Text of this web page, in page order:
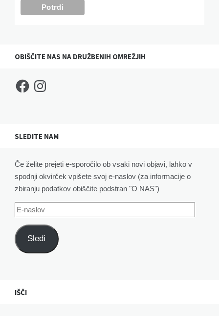
OBIŠČITE NAS NA DRUŽBENIH OMREŽJIH
FacebookInstagram
SLEDITE NAM
Če želite prejeti e-sporočilo ob vsaki novi objavi, lahko v
spodnji okvirček vpišete svoj e-naslov (za informacije o
zbiranju podatkov obiščite podstran "O NAS")
E-
naslov
Sledi
IŠČI